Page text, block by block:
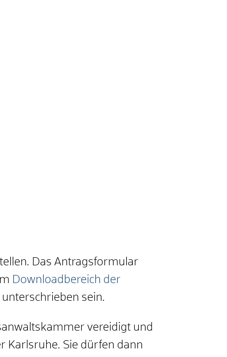
Das Antragsformular
Downloadbereich der
sein.
vereidigt und
Karlsruhe. Sie dürfen dann